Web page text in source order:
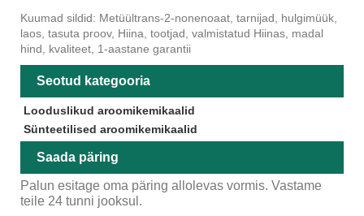
Kuumad sildid: Metüültrans-2-nonenoaat, tarnijad, hulgimüük,
laos, tasuta proov, Hiina, tootjad, valmistatud Hiinas, madal
hind, kvaliteet, 1-aastane garantii
Seotud kategooria
Looduslikud aroomikemikaalid
Sünteetilised aroomikemikaalid
Saada päring
Palun esitage oma päring allolevas vormis. Vastame
teile 24 tunni jooksul.